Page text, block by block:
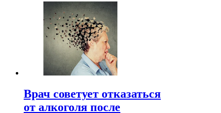
Врач советует отказаться
от алкоголя после